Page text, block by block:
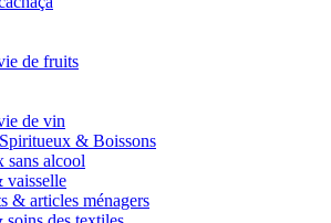
de fruits
de vin
& Boissons
sans alcool
vaisselle
& articles ménagers